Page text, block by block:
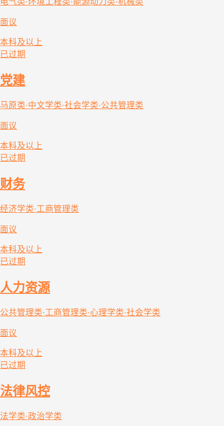
面议
本科及以上
已过期
党建
马原类·中文学类·社会学类·公共管理类
面议
本科及以上
已过期
财务
经济学类·工商管理类
面议
本科及以上
已过期
人力资源
公共管理类·工商管理类·心理学类·社会学类
面议
本科及以上
已过期
法律风控
法学类·政治学类